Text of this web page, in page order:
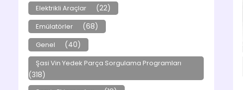
Elektrikli Araçlar (22)
Emülatörler (68)
Genel (40)
Şasi Vin Yedek Parça Sorgulama Programları
(318)